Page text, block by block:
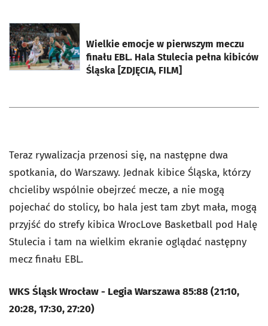
Wielkie emocje w pierwszym meczu
finału EBL. Hala Stulecia pełna kibiców
Śląska [ZDJĘCIA, FILM]
otworzy się w nowej karcie
Teraz rywalizacja przenosi się, na następne dwa
spotkania, do Warszawy. Jednak kibice Śląska, którzy
chcieliby wspólnie obejrzeć mecze, a nie mogą
pojechać do stolicy, bo hala jest tam zbyt mała, mogą
przyjść do strefy kibica WrocLove Basketball pod Halę
Stulecia i tam na wielkim ekranie oglądać następny
mecz finału EBL.
WKS Śląsk Wrocław - Legia Warszawa 85:88 (21:10,
20:28, 17:30, 27:20)